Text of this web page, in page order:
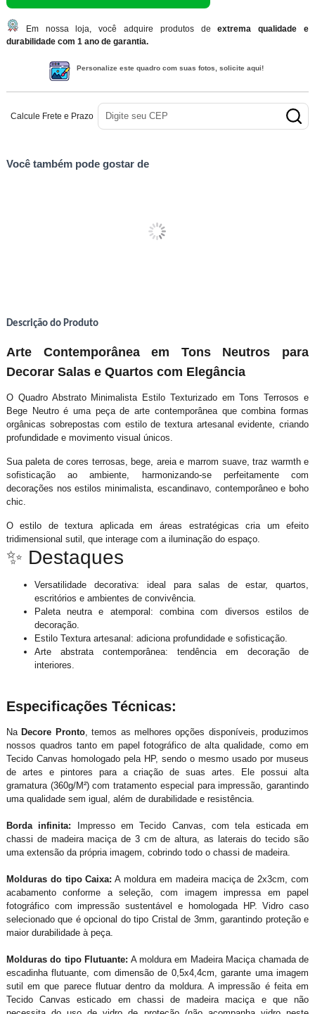
Em nossa loja, você adquire produtos deextrema qualidade e
durabilidade com 1 ano de garantia.
Personalize este quadro com suas fotos, solicite aqui!
Calcule Frete e Prazo
Você também pode gostar de
Descrição do Produto
Arte Contemporânea em Tons Neutros para
Decorar Salas e Quartos com Elegância
O Quadro Abstrato Minimalista Estilo Texturizado em Tons Terrosos e
Bege Neutro é uma peça de arte contemporânea que combina formas
orgânicas sobrepostas com estilo de textura artesanal evidente, criando
profundidade e movimento visual únicos.
Sua paleta de cores terrosas, bege, areia e marrom suave, traz warmth e
sofisticação ao ambiente, harmonizando-se perfeitamente com
decorações nos estilos minimalista, escandinavo, contemporâneo e boho
chic.
O estilo de textura aplicada em áreas estratégicas cria um efeito
tridimensional sutil, que interage com a iluminação do espaço.
✨ Destaques
Versatilidade decorativa: ideal para salas de estar, quartos,
escritórios e ambientes de convivência.
Paleta neutra e atemporal: combina com diversos estilos de
decoração.
Estilo Textura artesanal: adiciona profundidade e sofisticação.
Arte abstrata contemporânea: tendência em decoração de
interiores.
Especificações Técnicas:
NaDecore Pronto, temos as melhores opções disponíveis, produzimos
nossos quadros tanto em papel fotográfico de alta qualidade, como em
Tecido Canvas homologado pela HP, sendo o mesmo usado por museus
de artes e pintores para a criação de suas artes. Ele possui alta
gramatura (360g/M²) com tratamento especial para impressão, garantindo
uma qualidade sem igual, além de durabilidade e resistência.
Borda infinita: Impresso em Tecido Canvas, com tela esticada em
chassi de madeira maciça de 3 cm de altura, as laterais do tecido são
uma extensão da própria imagem, cobrindo todo o chassi de madeira.
Molduras do tipo Caixa: A moldura em madeira maciça de 2x3cm, com
acabamento conforme a seleção, com imagem impressa em papel
fotográfico com impressão sustentável e homologada HP. Vidro caso
selecionado que é opcional do tipo Cristal de 3mm, garantindo proteção e
maior durabilidade à peça.
Molduras do tipo Flutuante: A moldura em Madeira Maciça chamada de
escadinha flutuante, com dimensão de 0,5x4,4cm, garante uma imagem
sutil em que parece flutuar dentro da moldura. A impressão é feita em
Tecido Canvas esticado em chassi de madeira maciça e que não